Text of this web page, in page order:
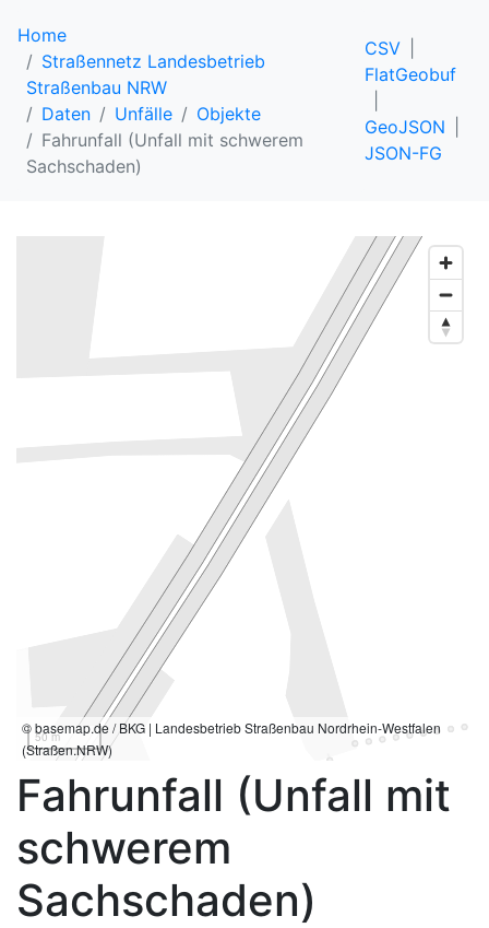
Home
Straßennetz Landesbetrieb
Straßenbau NRW
Daten
Unfälle
Objekte
Fahrunfall (Unfall mit schwerem
Sachschaden)
CSV
FlatGeobuf
GeoJSON
JSON-FG
50 m
© basemap.de / BKG | Landesbetrieb Straßenbau Nordrhein-Westfalen
(Straßen.NRW)
Fahrunfall (Unfall mit
schwerem
Sachschaden)